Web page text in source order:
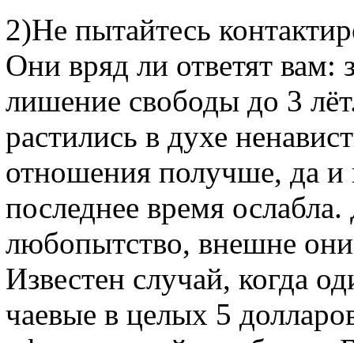
2)Не пытайтесь
Они вряд ли ответят вам:
лишение свободы до 3
растились в духе
отношения получше, да и
последнее время
любопытство, внешне они
Известен случай, когда
чаевые в целых 5